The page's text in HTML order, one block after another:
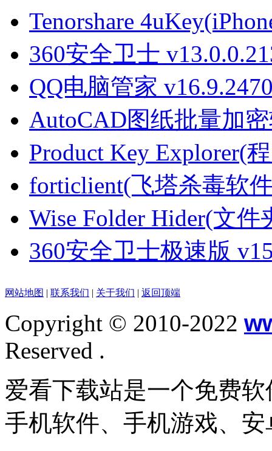
Tenorshare
360安全卫士
QQ电脑管家
AutoCAD图纸批量加
Product Key Explorer(
forticlient(飞塔杀毒软
Wise Folder Hider(文件
360安全卫士极速版
网站地图 | 联系我们 | 关于我们 | 返回顶端
Copyright © 2010-2022
Reserved .
爱看下载站是一个免费
手机软件、手机游戏、